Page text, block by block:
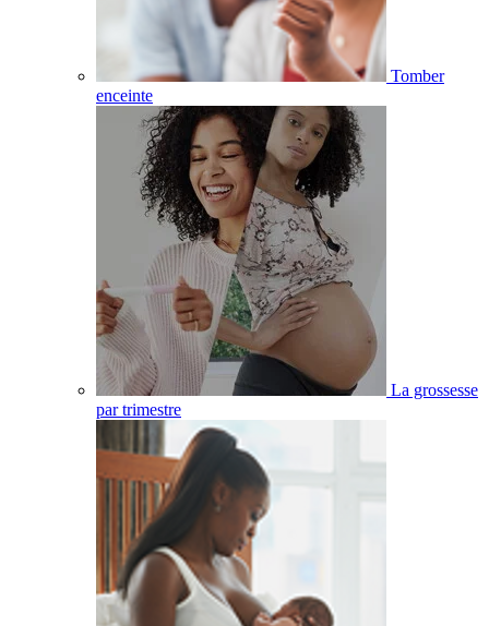
Tomber
enceinte
La grossesse
par trimestre